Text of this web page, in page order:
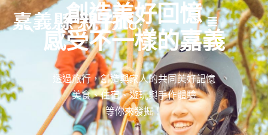
創造美好回憶
感受不一樣的嘉義
透過旅行，創造與家人的共同美好記憶
美食、住宿、遊玩與手作體驗
等你來發掘！